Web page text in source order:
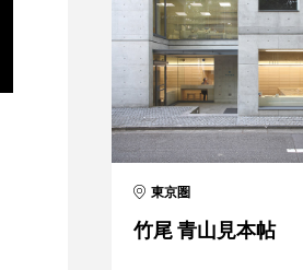
東京圏
竹尾 青山見本帖